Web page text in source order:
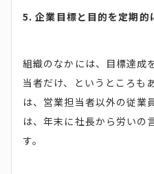
5. 企業目標と目的を定期的
組織のなかには、目標達成
当者だけ、というところも
は、営業担当者以外の従業
は、年末に社長から労いの
す。